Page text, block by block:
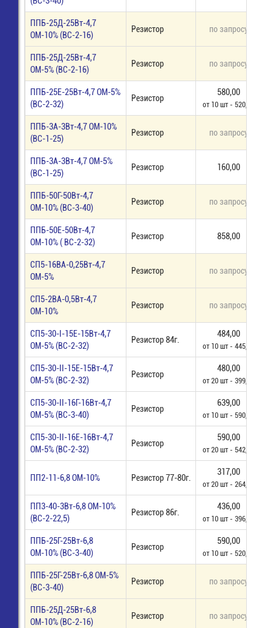
ППБ-25Д-25Вт-4,7
ОМ-10% (ВС-2-16)
Резистор по запросу
ППБ-25Д-25Вт-4,7
ОМ-5% (ВС-2-16)
Резистор по запросу
ППБ-25Е-25Вт-4,7 ОМ-5%
(ВС-2-32)
Резистор
580,00
от 10 шт - 520,00
ППБ-3А-3Вт-4,7 ОМ-10%
(ВС-1-25)
Резистор по запросу
ППБ-3А-3Вт-4,7 ОМ-5%
(ВС-1-25)
Резистор 160,00
ППБ-50Г-50Вт-4,7
ОМ-10% (ВС-3-40)
Резистор по запросу
ППБ-50Е-50Вт-4,7
ОМ-10% ( ВС-2-32)
Резистор 858,00
СП5-16ВА-0,25Вт-4,7
ОМ-5%
Резистор по запросу
СП5-2ВА-0,5Вт-4,7
ОМ-10%
Резистор по запросу
СП5-30-I-15Е-15Вт-4,7
ОМ-5% (ВС-2-32)
Резистор 84г.
484,00
от 10 шт - 445,00
СП5-30-II-15Е-15Вт-4,7
ОМ-5% (ВС-2-32)
Резистор
480,00
от 20 шт - 399,00
СП5-30-II-16Г-16Вт-4,7
ОМ-5% (ВС-3-40)
Резистор
639,00
от 10 шт - 590,00
СП5-30-II-16Е-16Вт-4,7
ОМ-5% (ВС-2-32)
Резистор
590,00
от 20 шт - 542,10
ПП2-11-6,8 ОМ-10% Резистор 77-80г.
317,00
от 20 шт - 264,00
ПП3-40-3Вт-6,8 ОМ-10%
(ВС-2-22,5)
Резистор 86г.
436,00
от 10 шт - 396,00
ППБ-25Г-25Вт-6,8
ОМ-10% (ВС-3-40)
Резистор
590,00
от 10 шт - 520,00
ППБ-25Г-25Вт-6,8 ОМ-5%
(ВС-3-40)
Резистор по запросу
ППБ-25Д-25Вт-6,8
ОМ-10% (ВС-2-16)
Резистор по запросу